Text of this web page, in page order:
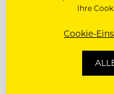
Ihre
Cookie-